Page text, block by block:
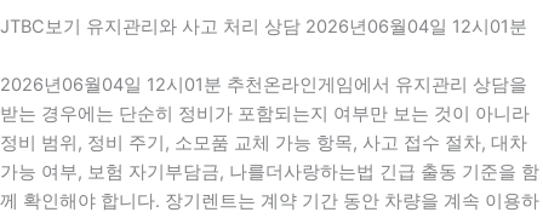
JTBC보기 유지관리와 사고 처리 상담 2026년06월04일 12시01분
2026년06월04일 12시01분 추천온라인게임에서 유지관리 상담을
받는 경우에는 단순히 정비가 포함되는지 여부만 보는 것이 아니라
정비 범위, 정비 주기, 소모품 교체 가능 항목, 사고 접수 절차, 대차
가능 여부, 보험 자기부담금, 나를더사랑하는법 긴급 출동 기준을 함
께 확인해야 합니다. 장기렌트는 계약 기간 동안 차량을 계속 이용하